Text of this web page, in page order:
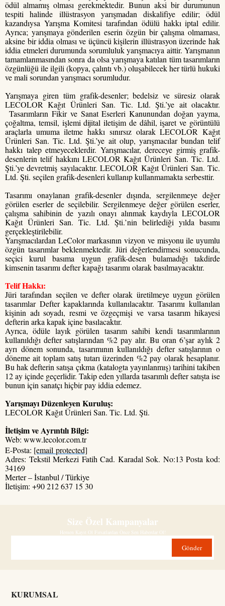
ödül almamış olması gerekmektedir. Bunun aksi bir durumunun
tespiti halinde illüstrasyon yarışmadan diskalifiye edilir; ödül
kazandıysa Yarışma Komitesi tarafından ödülü hakkı iptal edilir.
Ayrıca; yarışmaya gönderilen eserin özgün bir çalışma olmaması,
aksine bir iddia olması ve üçüncü kişilerin illüstrasyon üzerinde hak
iddia etmeleri durumunda sorumluluk yarışmacıya aittir. Yarışmanın
tamamlanmasından sonra da olsa yarışmaya katılan tüm tasarımların
özgünlüğü ile ilgili (kopya, çalıntı vb.) oluşabilecek her türlü hukuki
ve mali sorundan yarışmacı sorumludur.
Yarışmaya giren tüm grafik-desenler; bedelsiz ve süresiz olarak
LECOLOR Kağıt Ürünleri San. Tic. Ltd. Şti.’ye ait olacaktır.
Tasarımların Fikir ve Sanat Eserleri Kanunundan doğan yayma,
çoğaltma, temsil, işlemi dijital iletişim de dâhil, işaret ve görüntülü
araçlarla umuma iletme hakkı sınırsız olarak LECOLOR Kağıt
Ürünleri San. Tic. Ltd. Şti.’ye ait olup, yarışmacılar bundan telif
hakkı talep etmeyeceklerdir. Yarışmacılar, dereceye girmiş grafik-
desenlerin telif hakkını LECOLOR Kağıt Ürünleri San. Tic. Ltd.
Şti.’ye devretmiş sayılacaktır. LECOLOR Kağıt Ürünleri San. Tic.
Ltd. Şti. seçilen grafik-desenleri kullanıp kullanmamakta serbesttir.
Tasarımı onaylanan grafik-desenler dışında, sergilenmeye değer
görülen eserler de seçilebilir. Sergilenmeye değer görülen eserler,
çalışma sahibinin de yazılı onayı alınmak kaydıyla LECOLOR
Kağıt Ürünleri San. Tic. Ltd. Şti.’nin belirlediği yılda basımı
gerçekleştirilebilir.
Yarışmacılardan LeColor markasının vizyon ve misyonu ile uyumlu
özgün tasarımlar beklenmektedir. Jüri değerlendirmesi sonucunda,
seçici kurul basıma uygun grafik-desen bulamadığı takdirde
kimsenin tasarımı defter kapağı tasarımı olarak basılmayacaktır.
Telif Hakkı:
Jüri tarafından seçilen ve defter olarak üretilmeye uygun görülen
tasarımlar Defter kapaklarında kullanılacaktır. Tasarımı kullanılan
kişinin adı soyadı, resmi ve özgeçmişi ve varsa tasarım hikayesi
defterin arka kapak içine basılacaktır.
Ayrıca, ödüle layık görülen tasarım sahibi kendi tasarımlarının
kullanıldığı defter satışlarından %2 pay alır. Bu oran 6’şar aylık 2
ayrı dönem sonunda, tasarımının kullanıldığı defter satışlarının o
döneme ait toplam satış tutarı üzerinden %2 pay olarak hesaplanır.
Bu hak defterin satışa çıkma (katalogta yayınlanmış) tarihini takiben
12 ay içinde geçerlidir. Takip eden yıllarda tasarımlı defter satışta ise
bunun için sanatçı hiçbir pay iddia edemez.
Yarışmayı Düzenleyen Kuruluş:
LECOLOR Kağıt Ürünleri San. Tic. Ltd. Şti.
İletişim ve Ayrıntılı Bilgi:
Web: www.lecolor.com.tr
E-Posta: [email protected]
Adres: Tekstil Merkezi Fatih Cad. Karadal Sok. No:13 Posta kod:
34169
Merter – İstanbul / Türkiye
İletişim: +90 212 637 15 30
Size Özel Kampanyalar
Hemen Kayıt Ol Fırsatlardan Önce Sen Haberdar Ol!
Gönder
KURUMSAL